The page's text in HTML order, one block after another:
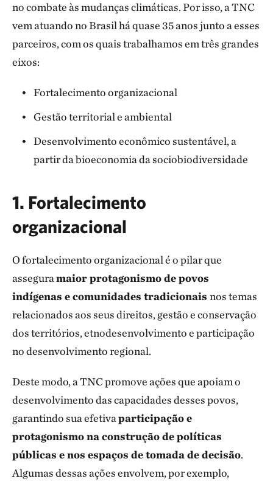
no combate às mudanças climáticas. Por isso, a TNC
vem atuando no Brasil há quase 35 anos junto a esses
parceiros, com os quais trabalhamos em três grandes
eixos:
Fortalecimento organizacional
Gestão territorial e ambiental
Desenvolvimento econômico sustentável, a
partir da bioeconomia da sociobiodiversidade
1. Fortalecimento
organizacional
O fortalecimento organizacional é o pilar que
asseguramaior protagonismo de povos
indígenas e comunidades tradicionais nos temas
relacionados aos seus direitos, gestão e conservação
dos territórios, etnodesenvolvimento e participação
no desenvolvimento regional.
Deste modo, a TNC promove ações que apoiam o
desenvolvimento das capacidades desses povos,
garantindo sua efetivaparticipação e
protagonismo na construção de políticas
públicas e nos espaços de tomada de decisão.
Algumas dessas ações envolvem, por exemplo,